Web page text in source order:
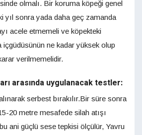
olmalı. Bir koruma köpeği genel
yıl sonra yada daha geç zamanda
acele etmemeli ve köpekteki
ne kadar yüksek olup
verilmemelidir.
arasında uygulanacak testler:
serbest bırakılır.Bir süre sonra
20 metre mesafede silah atışı
ani güçlü sese tepkisi ölçülür, Yavru